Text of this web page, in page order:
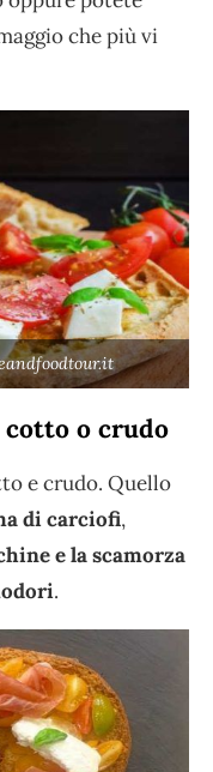
che più vi
o crudo
e crudo. Quello
di carciofi,
e la scamorza
.